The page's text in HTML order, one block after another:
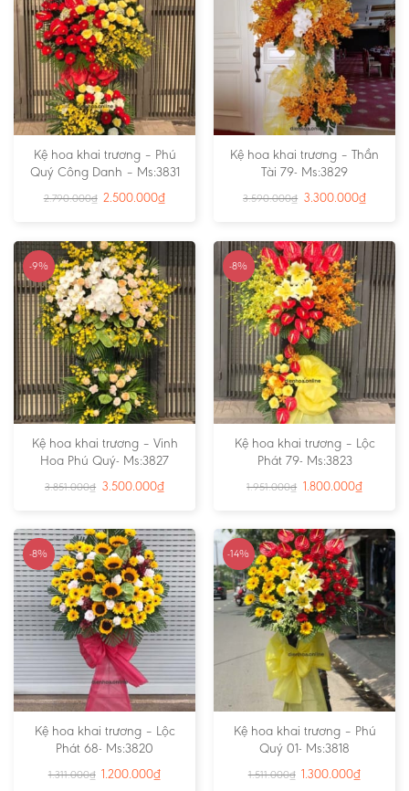
Kệ hoa khai trương – Phú
Quý Công Danh – Ms:3831
2.790.000₫ 2.500.000₫
Kệ hoa khai trương – Thần
Tài 79- Ms:3829
3.590.000₫ 3.300.000₫
-9%
Kệ hoa khai trương – Vinh
Hoa Phú Quý- Ms:3827
3.851.000₫ 3.500.000₫
-8%
Kệ hoa khai trương – Lộc
Phát 79- Ms:3823
1.951.000₫ 1.800.000₫
-8%
Kệ hoa khai trương – Lộc
Phát 68- Ms:3820
1.311.000₫ 1.200.000₫
-14%
Kệ hoa khai trương – Phú
Quý 01- Ms:3818
1.511.000₫ 1.300.000₫